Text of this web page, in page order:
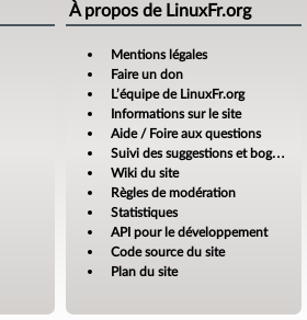
À propos de LinuxFr.org
Mentions légales
Faire un don
L’équipe de LinuxFr.org
Informations sur le site
Aide / Foire aux questions
Suivi des suggestions et bogues
Wiki du site
Règles de modération
Statistiques
API pour le développement
Code source du site
Plan du site